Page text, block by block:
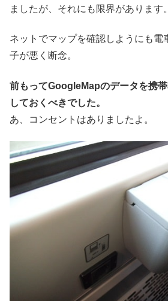
ましたが、それにも限界があります。
ネットでマップを確認しようにも電
子が悪く断念。
前もってGoogleMapのデータを携
しておくべきでした。
あ、コンセントはありましたよ。